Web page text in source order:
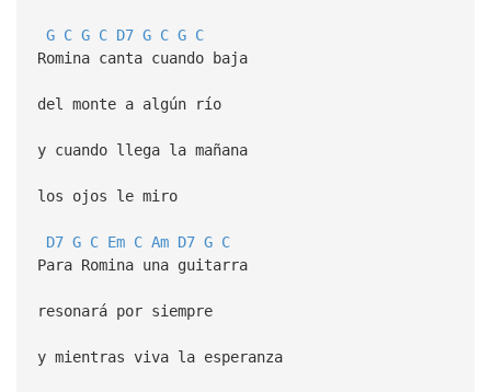
G C G C D7 G C G C
Romina canta cuando baja
del monte a algún río
y cuando llega la mañana
los ojos le miro
D7 G C Em C Am D7 G C
Para Romina una guitarra
resonará por siempre
y mientras viva la esperanza